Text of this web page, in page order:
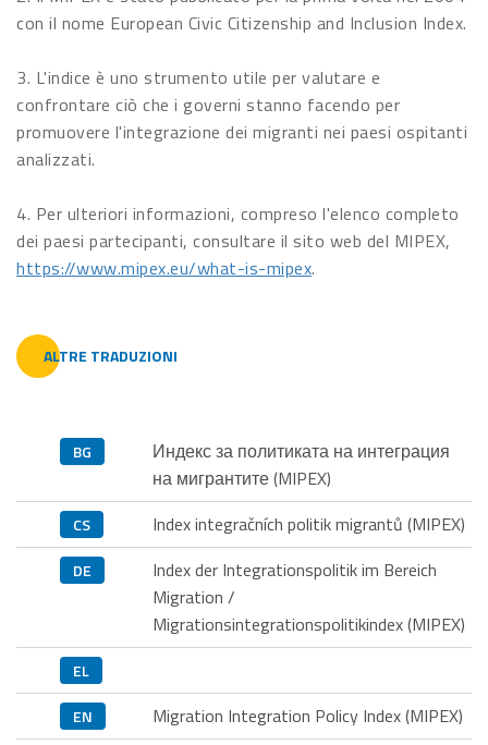
con il nome European Civic Citizenship and Inclusion Index.
3. L'indice è uno strumento utile per valutare e
confrontare ciò che i governi stanno facendo per
promuovere l'integrazione dei migranti nei paesi ospitanti
analizzati.
4. Per ulteriori informazioni, compreso l'elenco completo
dei paesi partecipanti, consultare il sito web del MIPEX,
https://www.mipex.eu/what-is-mipex.
ALTRE TRADUZIONI
BG
Индекс за политиката на интеграция
на мигрантите (MIPEX)
CS Index integračních politik migrantů (MIPEX)
DE
Index der Integrationspolitik im Bereich
Migration /
Migrationsintegrationspolitikindex (MIPEX)
EL
EN
Migration Integration Policy Index (MIPEX)